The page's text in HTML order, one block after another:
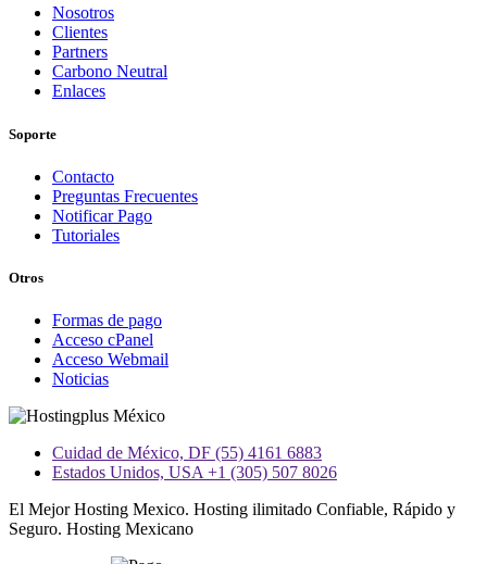
Nosotros
Clientes
Partners
Carbono Neutral
Enlaces
Soporte
Contacto
Preguntas Frecuentes
Notificar Pago
Tutoriales
Otros
Formas de pago
Acceso cPanel
Acceso Webmail
Noticias
Cuidad de México, DF (55) 4161 6883
Estados Unidos, USA +1 (305) 507 8026
El Mejor Hosting Mexico. Hosting ilimitado Confiable, Rápido y
Seguro. Hosting Mexicano